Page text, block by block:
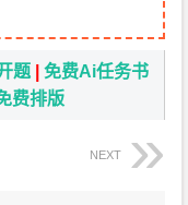
题 |免费Ai任务书
费排版
NEXT